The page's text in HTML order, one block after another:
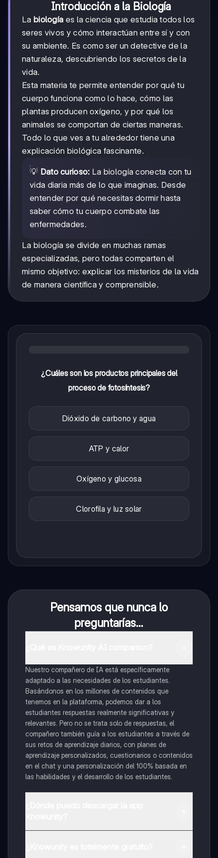
Introducción a la Biología
La biología es la ciencia que estudia todos los
seres vivos y cómo interactúan entre sí y con
su ambiente. Es como ser un detective de la
naturaleza, descubriendo los secretos de la
vida.
Esta materia te permite entender por qué tu
cuerpo funciona como lo hace, cómo las
plantas producen oxígeno, y por qué los
animales se comportan de ciertas maneras.
Todo lo que ves a tu alrededor tiene una
explicación biológica fascinante.
💡 Dato curioso: La biología conecta con tu
vida diaria más de lo que imaginas. Desde
entender por qué necesitas dormir hasta
saber cómo tu cuerpo combate las
enfermedades.
La biología se divide en muchas ramas
especializadas, pero todas comparten el
mismo objetivo: explicar los misterios de la vida
de manera científica y comprensible.
¿Cuáles son los productos principales del
proceso de fotosíntesis?
Dióxido de carbono y agua
ATP y calor
Oxígeno y glucosa
Clorofila y luz solar
Pensamos que nunca lo
preguntarías...
Nuestro compañero de IA está específicamente
adaptado a las necesidades de los estudiantes.
Basándonos en los millones de contenidos que
tenemos en la plataforma, podemos dar a los
estudiantes respuestas realmente significativas y
relevantes. Pero no se trata solo de respuestas, el
compañero también guía a los estudiantes a través de
sus retos de aprendizaje diarios, con planes de
aprendizaje personalizados, cuestionarios o contenidos
en el chat y una personalización del 100% basada en
las habilidades y el desarrollo de los estudiantes.